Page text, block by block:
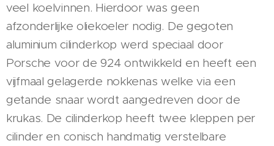
veel koelvinnen. Hierdoor was geen
afzonderlijke oliekoeler nodig. De gegoten
aluminium cilinderkop werd speciaal door
Porsche voor de 924 ontwikkeld en heeft een
vijfmaal gelagerde nokkenas welke via een
getande snaar wordt aangedreven door de
krukas. De cilinderkop heeft twee kleppen per
cilinder en conisch handmatig verstelbare